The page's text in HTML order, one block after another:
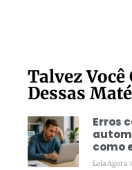
Talvez Você
Dessas
Erros
como
Leia Agora